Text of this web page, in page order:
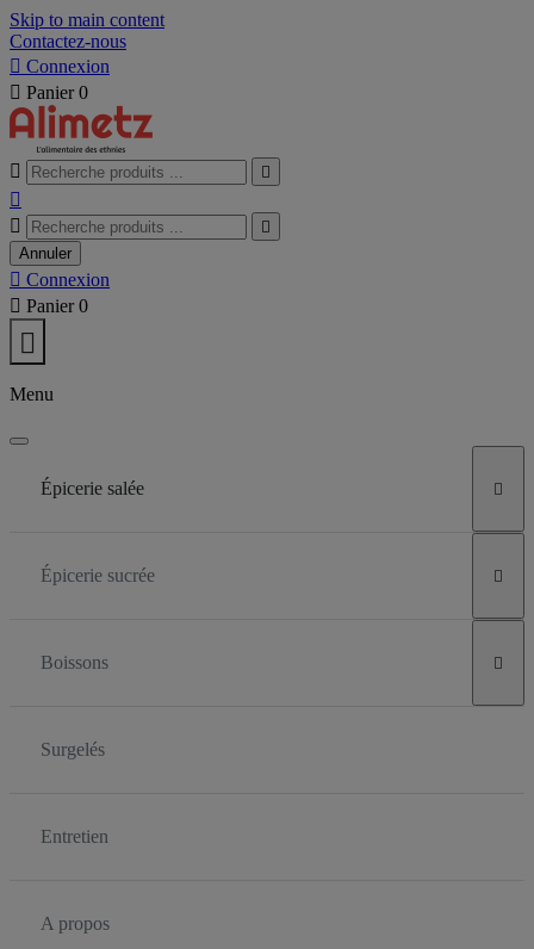
Skip to main content
Contactez-nous
 Connexion
 Panier 0
 



Annuler
 Connexion
 Panier 0

Menu
Épicerie salée 
Épicerie sucrée 
Boissons 
Surgelés
Entretien
A propos